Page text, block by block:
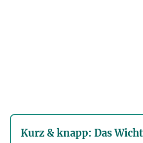
Kurz & knapp: Das